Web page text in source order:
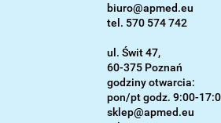
biuro@apmed.eu
tel. 570 574 742
ul. Świt 47,
60-375 Poznań
godziny otwarcia:
pon/pt godz. 9:00-
sklep@apmed.eu